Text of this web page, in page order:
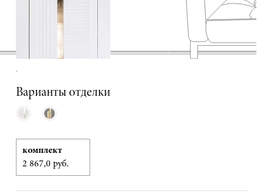
,
Варианты отделки
комплект
2 867,0 руб.